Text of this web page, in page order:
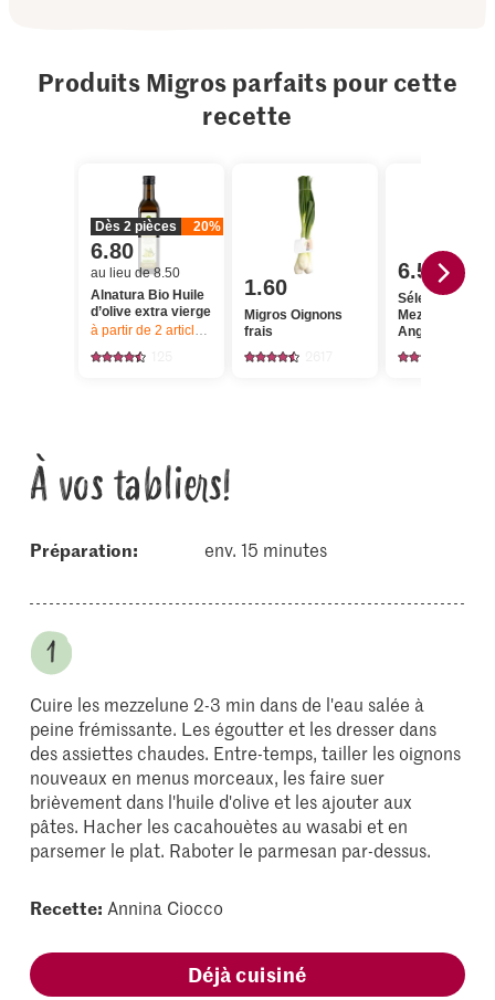
Produits Migros parfaits pour cette
recette
Dès 2 pièces 20%
6.80
au lieu de 8.50
Alnatura Bio Huile
d’olive extra vierge
à partir de 2 articles, Offre valable du 6.8 au 12.8.2026, jusqu’à
1.60
Migros Oignons
frais
6.50
Sélection
Mezzelune
Angus
À vos tabliers!
Préparation: env. 15 minutes
Cuire les mezzelune 2-3 min dans de l'eau salée à
peine frémissante. Les égoutter et les dresser dans
des assiettes chaudes. Entre-temps, tailler les oignons
nouveaux en menus morceaux, les faire suer
brièvement dans l'huile d'olive et les ajouter aux
pâtes. Hacher les cacahouètes au wasabi et en
parsemer le plat. Raboter le parmesan par-dessus.
Recette: Annina Ciocco
Déjà cuisiné